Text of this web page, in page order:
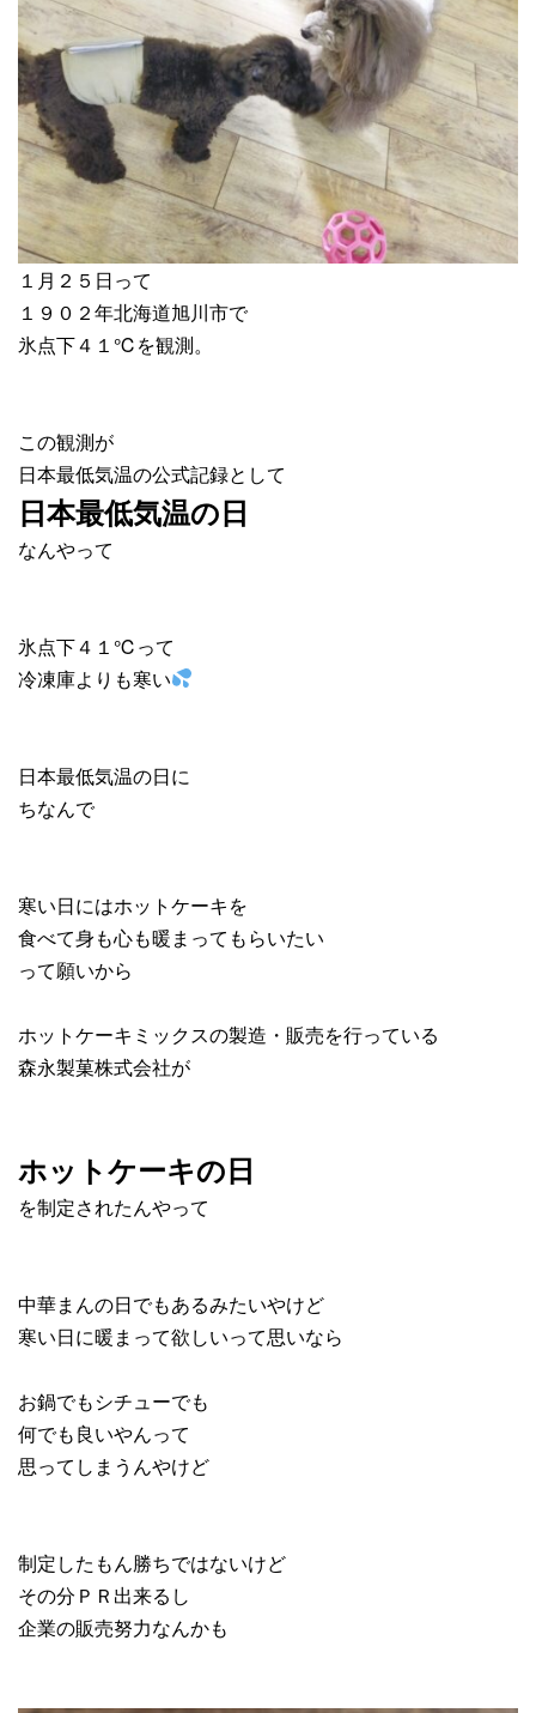
１月２５日って
１９０２年北海道旭川市で
氷点下４１℃を観測。
この観測が
日本最低気温の公式記録として
日本最低気温の日
なんやって
氷点下４１℃って
冷凍庫よりも寒い
日本最低気温の日に
ちなんで
寒い日にはホットケーキを
食べて身も心も暖まってもらいたい
って願いから
ホットケーキミックスの製造・販売を行っている
森永製菓株式会社が
ホットケーキの日
を制定されたんやって
中華まんの日でもあるみたいやけど
寒い日に暖まって欲しいって思いなら
お鍋でもシチューでも
何でも良いやんって
思ってしまうんやけど
制定したもん勝ちではないけど
その分ＰＲ出来るし
企業の販売努力なんかも